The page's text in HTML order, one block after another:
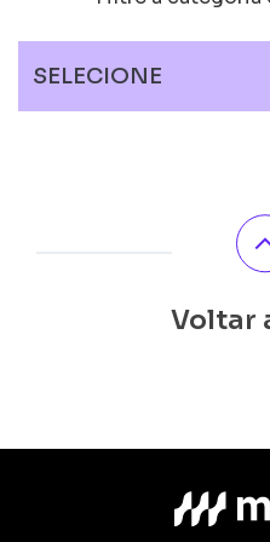
SELECIONE
Voltar